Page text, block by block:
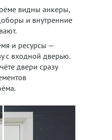
видны анкеры,
и внутренние
и ресурсы —
с входной дверью.
двери сразу